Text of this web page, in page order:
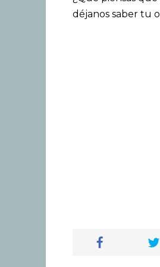
déjanos saber tu